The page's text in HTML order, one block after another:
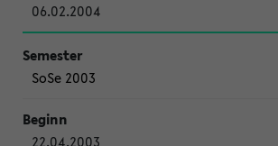
06.02.2004
SoSe 2003
22.04.2003